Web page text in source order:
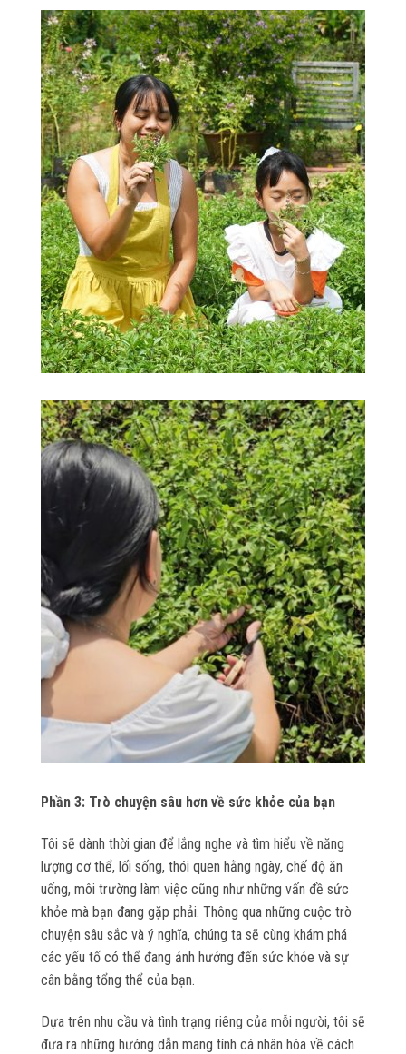
Phần 3: Trò chuyện sâu hơn về sức khỏe của bạn
Tôi sẽ dành thời gian để lắng nghe và tìm hiểu về năng
lượng cơ thể, lối sống, thói quen hằng ngày, chế độ ăn
uống, môi trường làm việc cũng như những vấn đề sức
khỏe mà bạn đang gặp phải. Thông qua những cuộc trò
chuyện sâu sắc và ý nghĩa, chúng ta sẽ cùng khám phá
các yếu tố có thể đang ảnh hưởng đến sức khỏe và sự
cân bằng tổng thể của bạn.
Dựa trên nhu cầu và tình trạng riêng của mỗi người, tôi sẽ
đưa ra những hướng dẫn mang tính cá nhân hóa về cách